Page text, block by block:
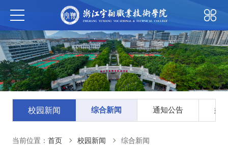
校园新闻 综合新闻 通知公告 媒
当前位置： 首页 校园新闻 综合新闻